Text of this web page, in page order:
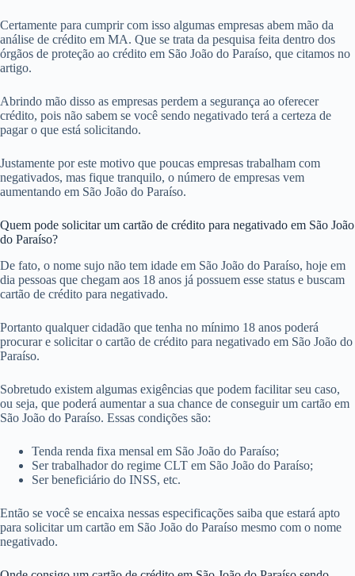
Certamente para cumprir com isso algumas empresas abem mão da
análise de crédito em MA. Que se trata da pesquisa feita dentro dos
órgãos de proteção ao crédito em São João do Paraíso, que citamos no
artigo.
Abrindo mão disso as empresas perdem a segurança ao oferecer
crédito, pois não sabem se você sendo negativado terá a certeza de
pagar o que está solicitando.
Justamente por este motivo que poucas empresas trabalham com
negativados, mas fique tranquilo, o número de empresas vem
aumentando em São João do Paraíso.
Quem pode solicitar um cartão de crédito para negativado em São João
do Paraíso?
De fato, o nome sujo não tem idade em São João do Paraíso, hoje em
dia pessoas que chegam aos 18 anos já possuem esse status e buscam
cartão de crédito para negativado.
Portanto qualquer cidadão que tenha no mínimo 18 anos poderá
procurar e solicitar o cartão de crédito para negativado em São João do
Paraíso.
Sobretudo existem algumas exigências que podem facilitar seu caso,
ou seja, que poderá aumentar a sua chance de conseguir um cartão em
São João do Paraíso. Essas condições são:
Tenda renda fixa mensal em São João do Paraíso;
Ser trabalhador do regime CLT em São João do Paraíso;
Ser beneficiário do INSS, etc.
Então se você se encaixa nessas especificações saiba que estará apto
para solicitar um cartão em São João do Paraíso mesmo com o nome
negativado.